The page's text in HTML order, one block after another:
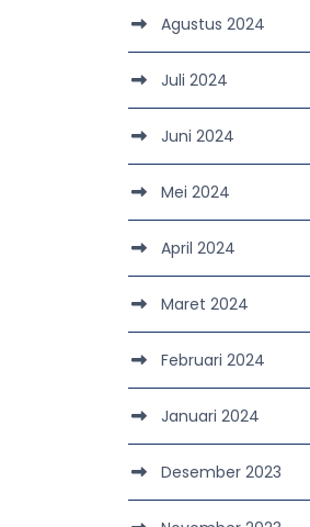
Agustus 2024
Juli 2024
Juni 2024
Mei 2024
April 2024
Maret 2024
Februari 2024
Januari 2024
Desember 2023